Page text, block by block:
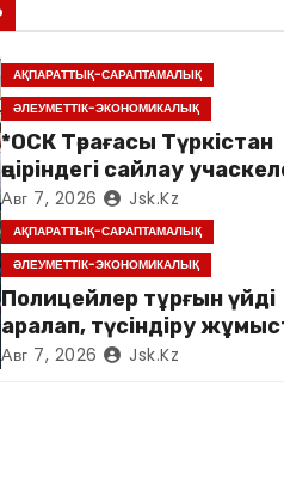
АҚПАРАТТЫҚ-САРАПТАМАЛЫҚ
ӘЛЕУМЕТТІК-ЭКОНОМИКАЛЫҚ
*ОСК Төрағасы Түркістан
өңіріндегі сайлау
аралады*
Авг 7, 2026 Jsk.kz
АҚПАРАТТЫҚ-САРАПТАМАЛЫҚ
ӘЛЕУМЕТТІК-ЭКОНОМИКАЛЫҚ
Полицейлер тұрғын үйді
аралап, түсіндіру
жүргізді
Авг 7, 2026 Jsk.kz